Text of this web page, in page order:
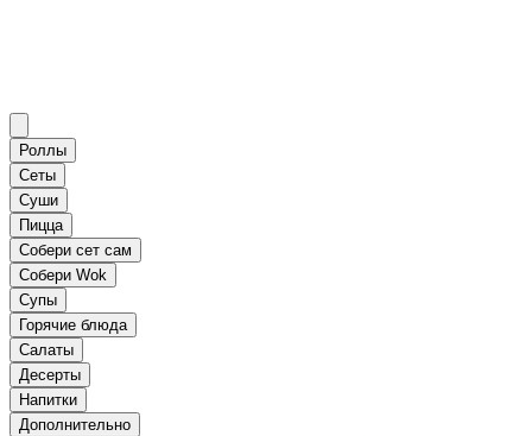
Роллы
Сеты
Суши
Пицца
Собери сет сам
Собери Wok
Супы
Горячие блюда
Салаты
Десерты
Напитки
Дополнительно